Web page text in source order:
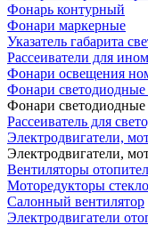
Фонарь контурный
Фонари маркерные
Указатель габарита
Рассеиватели для
Фонари освещения
Фонари
Фонари
Рассеиватель для
Электродвигатели,
Электродвигатели,
Вентиляторы
Моторедукторы
Салонный вентилятор
Электродвигатели